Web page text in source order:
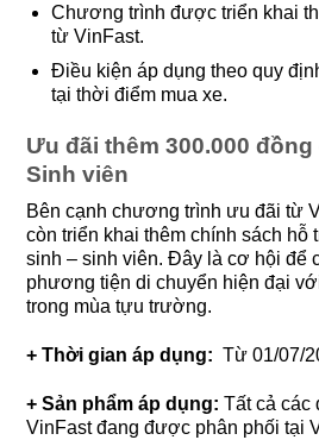
Chương trình được triển khai
từ VinFast.
Điều kiện áp dụng theo quy
tại thời điểm mua xe.
Ưu đãi thêm 300.000
Sinh viên
Bên cạnh chương trình ưu đãi từ
còn triển khai thêm chính sách hỗ
sinh – sinh viên. Đây là cơ hội để
phương tiện di chuyển hiện đại
trong mùa tựu trường.
+ Thời gian áp dụng: Từ 01/07/
+ Sản phẩm áp dụng: Tất cả các
VinFast đang được phân phối tại